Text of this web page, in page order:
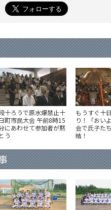
十ろうで原水爆禁止十
町市民大会 午前8時15
にあわせて参加者が黙
とう
もうすぐ十
り！「おい
会で氏子た
結！